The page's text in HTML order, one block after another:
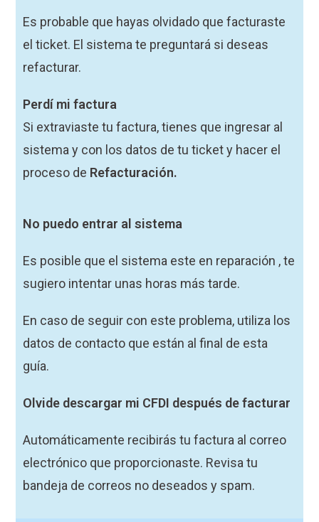
Es probable que hayas olvidado que facturaste
el ticket. El sistema te preguntará si deseas
refacturar.
Perdí mi factura
Si extraviaste tu factura, tienes que ingresar al
sistema y con los datos de tu ticket y hacer el
proceso de Refacturación.
No puedo entrar al sistema
Es posible que el sistema este en reparación , te
sugiero intentar unas horas más tarde.
En caso de seguir con este problema, utiliza los
datos de contacto que están al final de esta
guía.
Olvide descargar mi CFDI después de facturar
Automáticamente recibirás tu factura al correo
electrónico que proporcionaste. Revisa tu
bandeja de correos no deseados y spam.